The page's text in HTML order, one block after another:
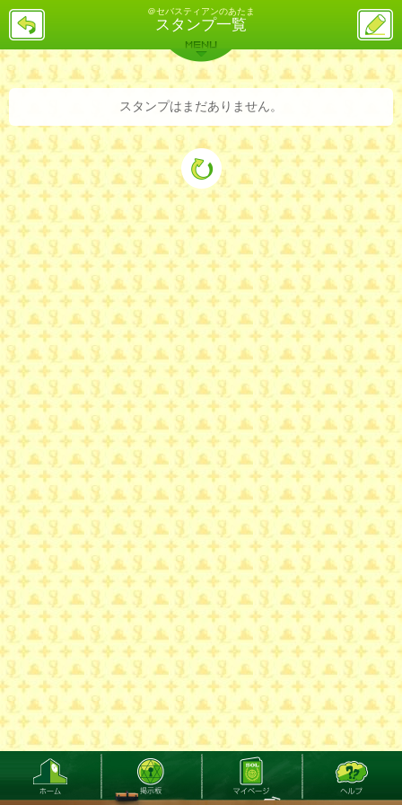
＠セバスティアンのあたま
スタンプ一覧
戻
ス
投
稿
バックナンバー 詳細検索 ランキング
MENU
スタンプはまだありません。